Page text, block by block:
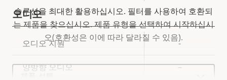
오디오
속
설
속
성
오디오 지원 -
양방향 오디오 –
솔루션을 최대한 활용하십시오. 필터를 사용하여 호환되
는 제품을 찾으십시오.제품 유형을 선택하여 시작하십시
오(호환성은 이에 따라 달라질 수 있음).
Select